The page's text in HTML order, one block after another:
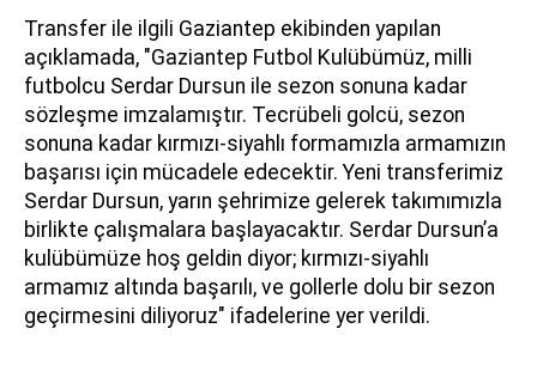
Transfer ile ilgili Gaziantep ekibinden yapılan
açıklamada, "Gaziantep Futbol Kulübümüz, milli
futbolcu Serdar Dursun ile sezon sonuna kadar
sözleşme imzalamıştır. Tecrübeli golcü, sezon
sonuna kadar kırmızı-siyahlı formamızla armamızın
başarısı için mücadele edecektir. Yeni transferimiz
Serdar Dursun, yarın şehrimize gelerek takımımızla
birlikte çalışmalara başlayacaktır. Serdar Dursun’a
kulübümüze hoş geldin diyor; kırmızı-siyahlı
armamız altında başarılı, ve gollerle dolu bir sezon
geçirmesini diliyoruz" ifadelerine yer verildi.